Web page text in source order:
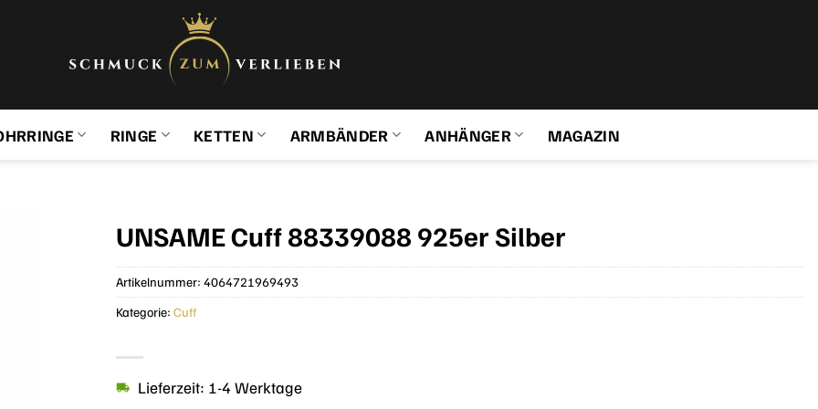
RINGE KETTEN ARMBÄNDER ANHÄNGER MAGAZIN
UNSAME Cuff 88339088 925er Silber
Lieferzeit: 1-4 Werktage
Artikelnummer: 4064721969493
Kategorie: Cuff